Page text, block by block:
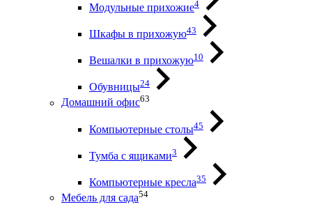
Модульные прихожие4
Шкафы в прихожую43
Вешалки в прихожую10
Обувницы24
Домашний офис63
Компьютерные столы45
Тумба с ящиками3
Компьютерные кресла35
Мебель для сада54